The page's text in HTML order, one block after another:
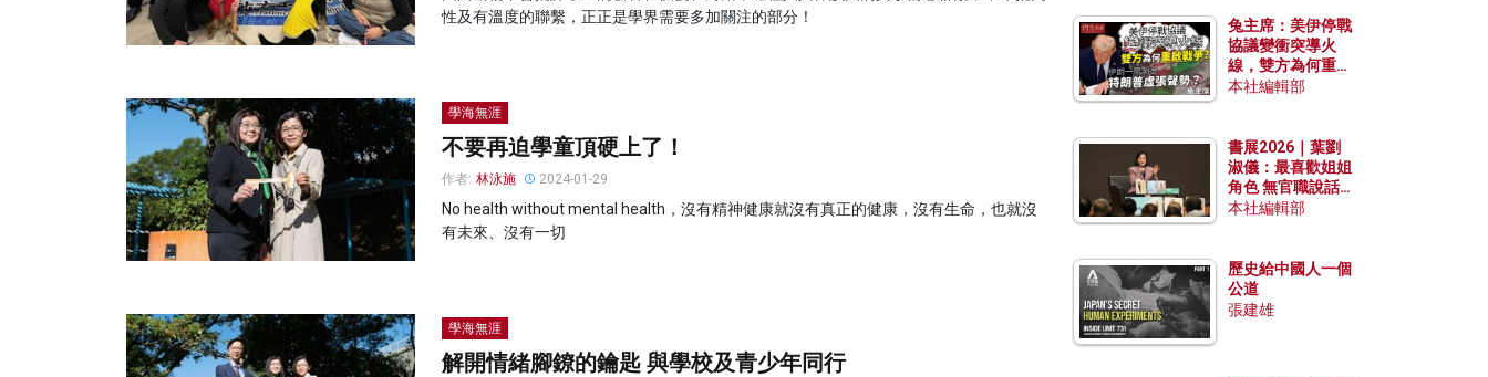
性及有溫度的聯繫，正正是學界需要多加關注的部分！
學海無涯
不要再迫學童頂硬上了！
作者: 林泳施 2024-01-29
No health without mental health，沒有精神健康就沒有真正的健康，沒有生命，也就沒
有未來、沒有一切
學海無涯
解開情緒腳鐐的鑰匙 與學校及青少年同行
兔主席：美伊停戰
協議變衝突導火
線，雙方為何重啟
戰爭？伊朗一早洞
本社編輯部
書展2026｜葉劉
淑儀：最喜歡姐姐
角色 無官職說話
包袱少
本社編輯部
歷史給中國人一個
公道
張建雄